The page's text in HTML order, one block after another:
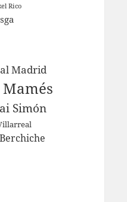
Rico
Madrid
Mamés
Simón